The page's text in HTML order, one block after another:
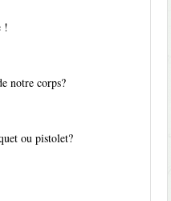
!
notre corps?
ou pistolet?